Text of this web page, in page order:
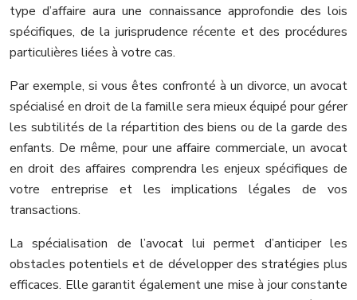
type d’affaire aura une connaissance approfondie des lois
spécifiques, de la jurisprudence récente et des procédures
particulières liées à votre cas.
Par exemple, si vous êtes confronté à un divorce, un avocat
spécialisé en droit de la famille sera mieux équipé pour gérer
les subtilités de la répartition des biens ou de la garde des
enfants. De même, pour une affaire commerciale, un avocat
en droit des affaires comprendra les enjeux spécifiques de
votre entreprise et les implications légales de vos
transactions.
La spécialisation de l’avocat lui permet d’anticiper les
obstacles potentiels et de développer des stratégies plus
efficaces. Elle garantit également une mise à jour constante